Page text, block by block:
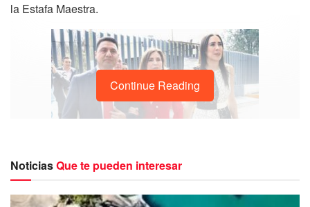
la Estafa Maestra.
Este Viernes, tras darse a conocer el fallo a favor de
Rosario Robles, la Fiscalía General de la República, a
Continue Reading
NoticiasQue te pueden interesar